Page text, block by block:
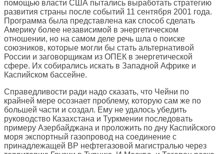
помощью власти США пытались выработать стратегию
развития страны после событий 11 сентября 2001 года.
Программа была представлена как способ сделать
Америку более независимой в энергетическом
отношении, но на самом деле речь шла о поиске
союзников, которые могли бы стать альтернативой
России и заговорщикам из ОПЕК в энергетической
сфере. Их собирались искать в Западной Африке и
Каспийском бассейне.
Справедливости ради надо сказать, что Чейни по
крайней мере осознает проблему, которую сам же по
большей части и создал. Ему не удалось убедить
руководство Казахстана и Туркмении последовать
примеру Азербайджана и проложить по дну Каспийского
моря экспортный газопровод на соединение с
принадлежащей ВР нефтегазовой магистралью через